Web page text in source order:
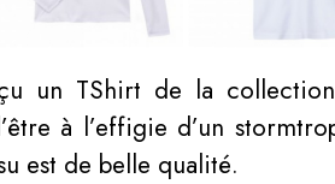
un TShirt de la
à l’effigie d’un
est de belle qualité.